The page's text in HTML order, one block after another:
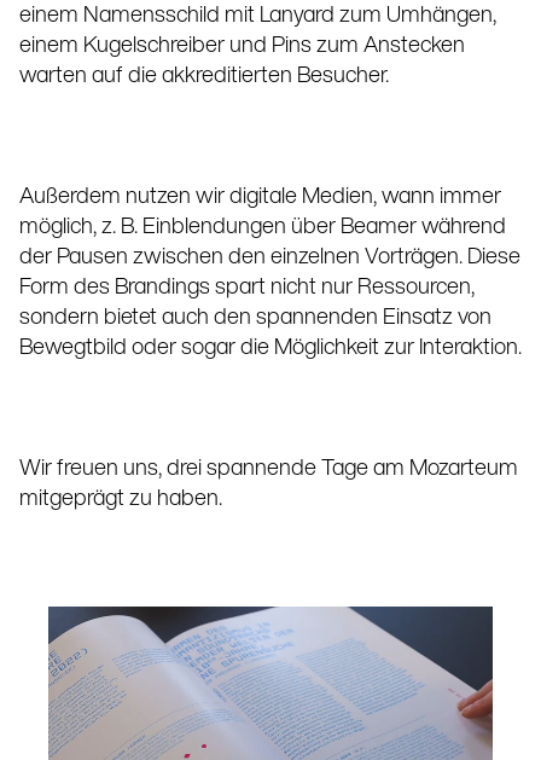
einem Namensschild mit Lanyard zum Umhängen,
einem Kugelschreiber und Pins zum Anstecken
warten auf die akkreditierten Besucher.
Außerdem nutzen wir digitale Medien, wann immer
möglich, z. B. Einblendungen über Beamer während
der Pausen zwischen den einzelnen Vorträgen. Diese
Form des Brandings spart nicht nur Ressourcen,
sondern bietet auch den spannenden Einsatz von
Bewegtbild oder sogar die Möglichkeit zur Interaktion.
Wir freuen uns, drei spannende Tage am Mozarteum
mitgeprägt zu haben.